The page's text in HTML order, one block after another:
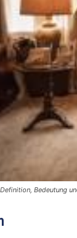
Bedeutung